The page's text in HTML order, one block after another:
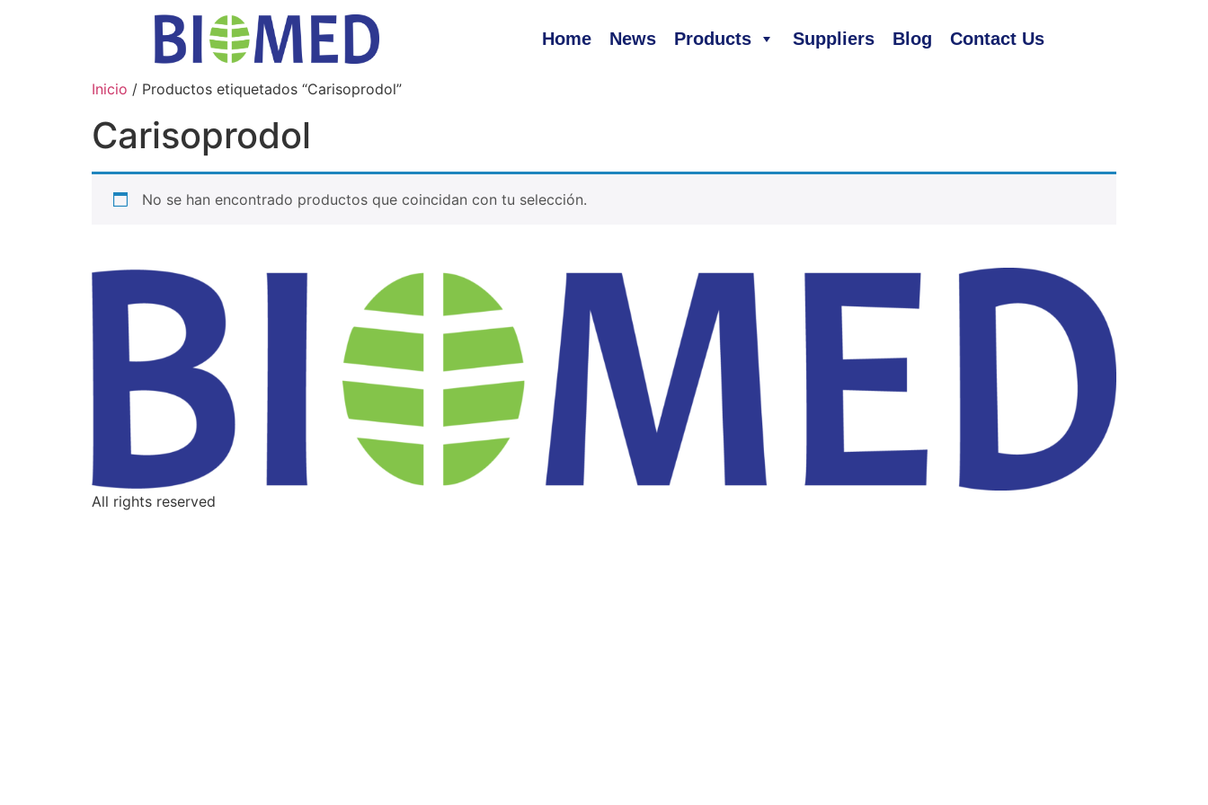
Home News Products Suppliers Blog Contact Us
Inicio / Productos etiquetados “Carisoprodol”
Carisoprodol
No se han encontrado productos que coincidan con tu selección.
All rights reserved